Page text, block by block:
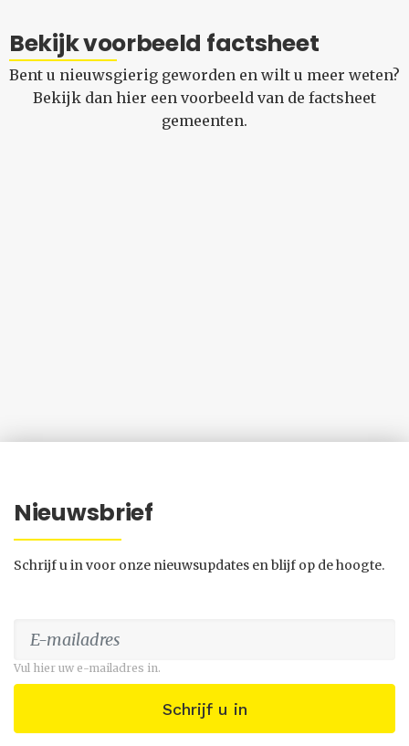
Bekijk voorbeeld factsheet
Bent u nieuwsgierig geworden en wilt u meer weten?
Bekijk dan hier een voorbeeld van de factsheet
gemeenten.
Nieuwsbrief
Schrijf u in voor onze nieuwsupdates en blijf op de hoogte.
Vul hier uw e-mailadres in.
Schrijf u in